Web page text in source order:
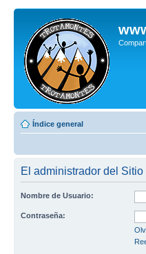
Índice general
El administrador del
Nombre de Usuario:
Contraseña: